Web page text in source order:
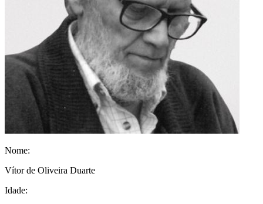
Nome:
Vítor de Oliveira Duarte
Idade: